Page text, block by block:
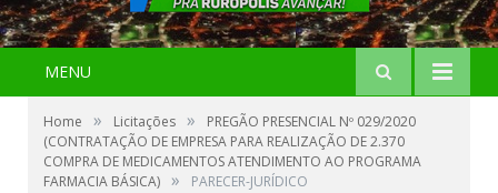
MENU
Home » Licitações »
PREGÃO PRESENCIAL Nº 029/2020
(CONTRATAÇÃO DE EMPRESA PARA REALIZAÇÃO DE 2.370
COMPRA DE MEDICAMENTOS ATENDIMENTO AO PROGRAMA
FARMACIA BÁSICA) » PARECER-JURÍDICO